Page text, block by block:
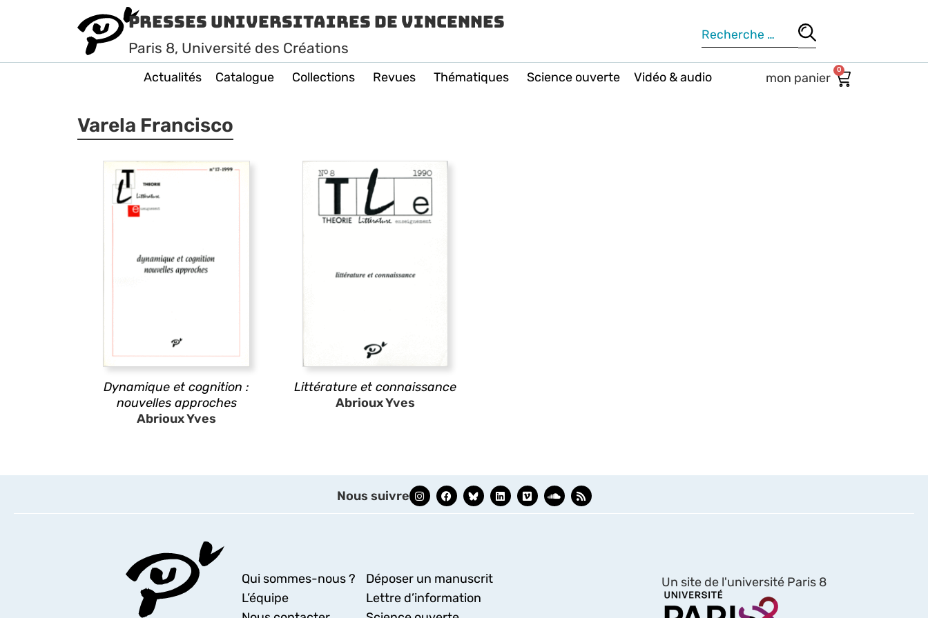
Presses Universitaires de Vincennes
Paris 8, Université des Créations
Actualités Catalogue Collections Revues Thématiques Science ouverte Vidéo & audio 0
Varela Francisco
Dynamique et cognition :
nouvelles approches
Abrioux Yves
Littérature et connaissance
Abrioux Yves
Nous suivre
Qui sommes-nous ?
L’équipe
Déposer un manuscrit
Lettre d’information
Un site de l'université Paris 8